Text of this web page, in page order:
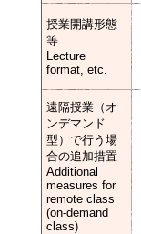
授業開講形態
等
Lecture
format, etc.
遠隔授業（オ
ンデマンド
型）で行う場
合の追加措置
Additional
measures for
remote class
(on-demand
class)